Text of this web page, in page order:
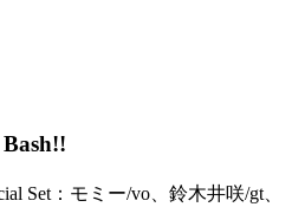
Set：モミー/vo、鈴木井咲/gt、